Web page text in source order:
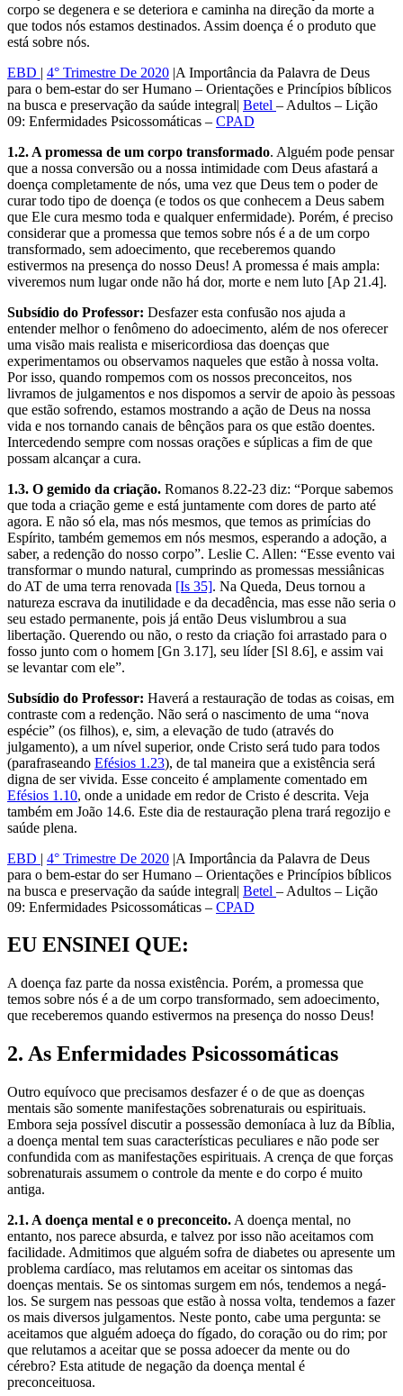
corpo se degenera e se deteriora e caminha na direção da morte a
que todos nós estamos destinados. Assim doença é o produto que
está sobre nós.
EBD | 4° Trimestre De 2020 |A Importância da Palavra de Deus
para o bem-estar do ser Humano – Orientações e Princípios bíblicos
na busca e preservação da saúde integral| Betel – Adultos – Lição
09: Enfermidades Psicossomáticas – CPAD
1.2. A promessa de um corpo transformado. Alguém pode pensar
que a nossa conversão ou a nossa intimidade com Deus afastará a
doença completamente de nós, uma vez que Deus tem o poder de
curar todo tipo de doença (e todos os que conhecem a Deus sabem
que Ele cura mesmo toda e qualquer enfermidade). Porém, é preciso
considerar que a promessa que temos sobre nós é a de um corpo
transformado, sem adoecimento, que receberemos quando
estivermos na presença do nosso Deus! A promessa é mais ampla:
viveremos num lugar onde não há dor, morte e nem luto [Ap 21.4].
Subsídio do Professor: Desfazer esta confusão nos ajuda a
entender melhor o fenômeno do adoecimento, além de nos oferecer
uma visão mais realista e misericordiosa das doenças que
experimentamos ou observamos naqueles que estão à nossa volta.
Por isso, quando rompemos com os nossos preconceitos, nos
livramos de julgamentos e nos dispomos a servir de apoio às pessoas
que estão sofrendo, estamos mostrando a ação de Deus na nossa
vida e nos tornando canais de bênçãos para os que estão doentes.
Intercedendo sempre com nossas orações e súplicas a fim de que
possam alcançar a cura.
1.3. O gemido da criação. Romanos 8.22-23 diz: “Porque sabemos
que toda a criação geme e está juntamente com dores de parto até
agora. E não só ela, mas nós mesmos, que temos as primícias do
Espírito, também gememos em nós mesmos, esperando a adoção, a
saber, a redenção do nosso corpo”. Leslie C. Allen: “Esse evento vai
transformar o mundo natural, cumprindo as promessas messiânicas
do AT de uma terra renovada [Is 35]. Na Queda, Deus tornou a
natureza escrava da inutilidade e da decadência, mas esse não seria o
seu estado permanente, pois já então Deus vislumbrou a sua
libertação. Querendo ou não, o resto da criação foi arrastado para o
fosso junto com o homem [Gn 3.17], seu líder [Sl 8.6], e assim vai
se levantar com ele”.
Subsídio do Professor: Haverá a restauração de todas as coisas, em
contraste com a redenção. Não será o nascimento de uma “nova
espécie” (os filhos), e, sim, a elevação de tudo (através do
julgamento), a um nível superior, onde Cristo será tudo para todos
(parafraseando Efésios 1.23), de tal maneira que a existência será
digna de ser vivida. Esse conceito é amplamente comentado em
Efésios 1.10, onde a unidade em redor de Cristo é descrita. Veja
também em João 14.6. Este dia de restauração plena trará regozijo e
saúde plena.
EBD | 4° Trimestre De 2020 |A Importância da Palavra de Deus
para o bem-estar do ser Humano – Orientações e Princípios bíblicos
na busca e preservação da saúde integral| Betel – Adultos – Lição
09: Enfermidades Psicossomáticas – CPAD
EU ENSINEI QUE:
A doença faz parte da nossa existência. Porém, a promessa que
temos sobre nós é a de um corpo transformado, sem adoecimento,
que receberemos quando estivermos na presença do nosso Deus!
2. As Enfermidades Psicossomáticas
Outro equívoco que precisamos desfazer é o de que as doenças
mentais são somente manifestações sobrenaturais ou espirituais.
Embora seja possível discutir a possessão demoníaca à luz da Bíblia,
a doença mental tem suas características peculiares e não pode ser
confundida com as manifestações espirituais. A crença de que forças
sobrenaturais assumem o controle da mente e do corpo é muito
antiga.
2.1. A doença mental e o preconceito. A doença mental, no
entanto, nos parece absurda, e talvez por isso não aceitamos com
facilidade. Admitimos que alguém sofra de diabetes ou apresente um
problema cardíaco, mas relutamos em aceitar os sintomas das
doenças mentais. Se os sintomas surgem em nós, tendemos a negá-
los. Se surgem nas pessoas que estão à nossa volta, tendemos a fazer
os mais diversos julgamentos. Neste ponto, cabe uma pergunta: se
aceitamos que alguém adoeça do fígado, do coração ou do rim; por
que relutamos a aceitar que se possa adoecer da mente ou do
cérebro? Esta atitude de negação da doença mental é
preconceituosa.